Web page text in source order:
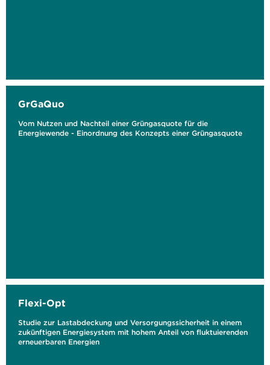
GrGaQuo
Vom Nutzen und Nachteil einer Grüngasquote für die
Energiewende - Einordnung des Konzepts einer Grüngasquote
Flexi-Opt
Studie zur Lastabdeckung und Versorgungssicherheit in einem
zukünftigen Energiesystem mit hohem Anteil von fluktuierenden
erneuerbaren Energien